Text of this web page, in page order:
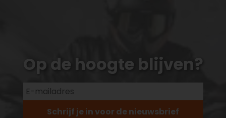
Op de hoogte blijven?
Schrijf je in voor de nieuwsbrief